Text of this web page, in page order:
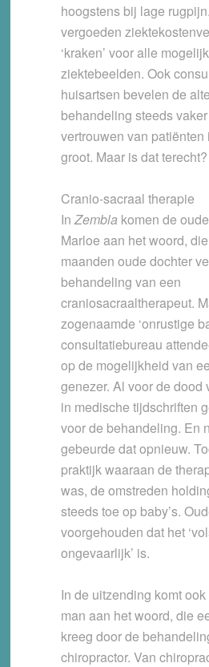
hoogstens bij lage
vergoeden
‘kraken’ voor alle
ziektebeelden. Ook
huisartsen bevelen de
behandeling steeds
vertrouwen van patiënten
groot. Maar is dat terecht?
Cranio-sacraal therapie
InZembla komen de
Marloe aan het woord,
maanden oude dochter
behandeling van een
craniosacraaltherapeut.
zogenaamde ‘onrustige
consultatiebureau
op de mogelijkheid van
genezer. Al voor de dood
in medische tijdschriften
voor de behandeling. En
gebeurde dat opnieuw.
praktijk waaraan de
was, de omstreden
steeds toe op baby’s.
voorgehouden dat het
ongevaarlijk’ is.
In de uitzending komt
man aan het woord, die
kreeg door de
chiropractor. Van